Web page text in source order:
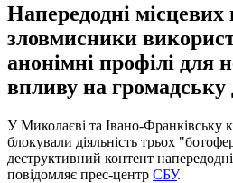
Напередодні місцевих
зловмисники
анонімні профілі для
впливу на громадську
У Миколаєві та Івано-Франківську
блокували діяльність трьох
деструктивний контент
повідомляє прес-центр СБУ.